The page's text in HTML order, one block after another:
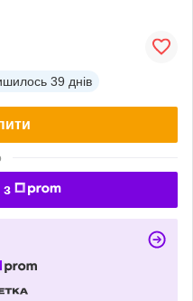
39 днів
з